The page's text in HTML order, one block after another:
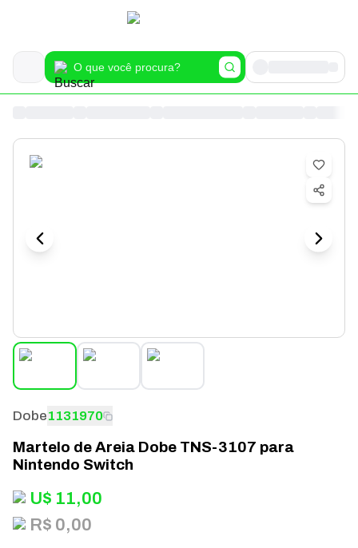
Dobe1131970
Martelo de Areia Dobe TNS-3107 para
Nintendo Switch
U$ 11,00
R$ 0,00